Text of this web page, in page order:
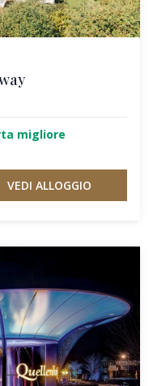
migliore
VEDI ALLOGGIO